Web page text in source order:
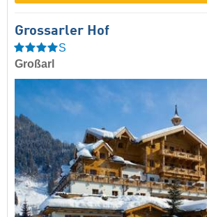
Grossarler Hof
S
Großarl